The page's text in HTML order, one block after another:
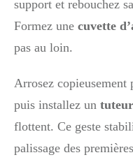
support et rebouchez
Formez une cuvette
pas au loin.
Arrosez copieusement
puis installez un
flottent. Ce geste
palissage des